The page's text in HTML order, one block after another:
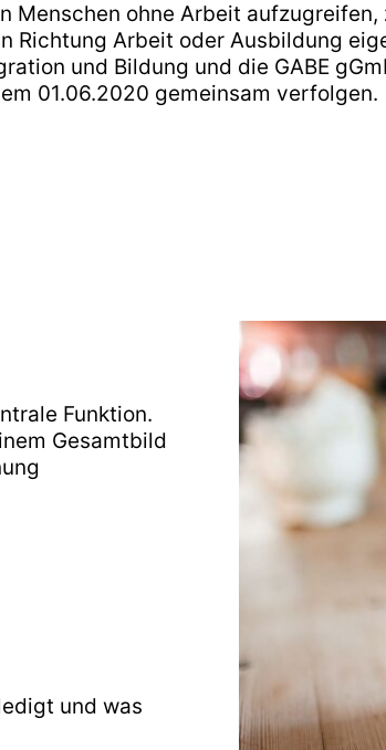
Menschen ohne Arbeit
Richtung Arbeit oder Ausbildung
und Bildung und die GABE
01.06.2020 gemeinsam verfolgen.
Funktion.
Gesamtbild
und was